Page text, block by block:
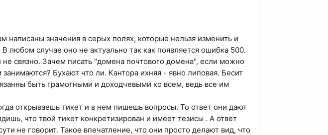
написаны значения в серых полях, которые нельзя изменить и
любом случае оно не актуально так как появляется ошибка 500.
связно. Зачем писать "домена почтового домена", если можно
Бухают что ли. Кантора ихняя - явно липовая. Бесит
быть грамотными и доходчевыми ко всем, ведь все им
открываешь тикет и в нем пишешь вопросы. То ответ они дают
что твой тикет конкретизирован и имеет тезисы . А ответ
не говорит. Такое впечатление, что они просто делают вид, что